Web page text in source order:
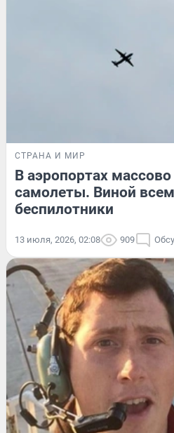
СТРАНА И МИР
В аэропортах
самолеты. Виной
беспилотники
13 июля, 2026, 02:08 909